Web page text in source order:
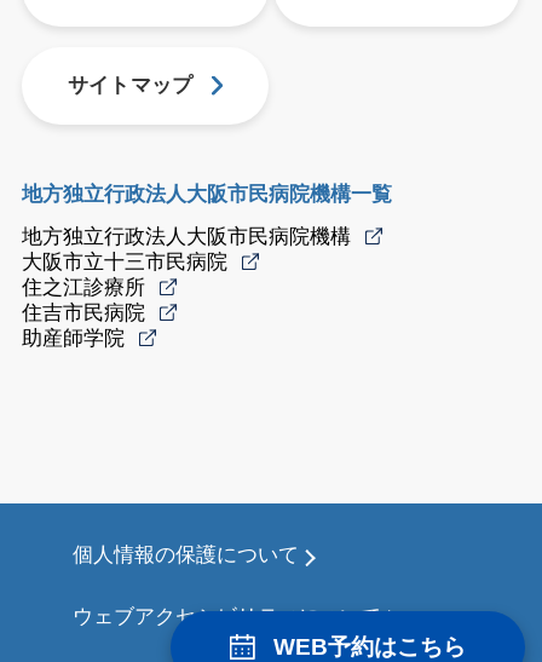
WEB予約はこちら
サイトマップ
地方独立行政法人大阪市民病院機構一覧
地方独立行政法人大阪市民病院機構
大阪市立十三市民病院
住之江診療所
住吉市民病院
助産師学院
個人情報の保護について
ウェブアクセシビリティについて